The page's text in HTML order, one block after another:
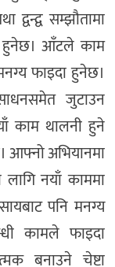
सम्झौतामा
हुनेछ। आँटले काम
फाइदा हुनेछ।
जुटाउन
काम थालनी हुने
आफ्नो अभियानमा
नयाँ काममा
पनि मनग्य
कामले फाइदा
बनाउने चेष्टा